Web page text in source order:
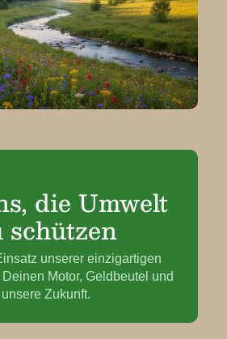
die Umwelt
schützen
unserer einzigartigen
Motor, Geldbeutel und
unsere Zukunft.